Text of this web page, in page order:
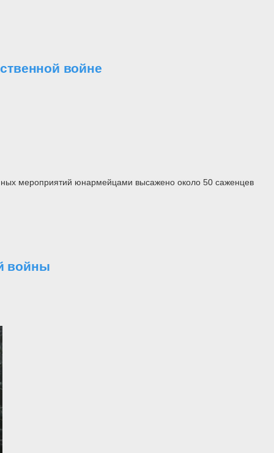
войне
мероприятий юнармейцами высажено около 50 саженцев
войны